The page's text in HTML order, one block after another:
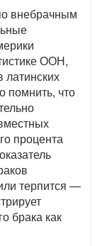
внебрачным
ООН,
латинских
помнить, что
процента
терпится —
брака как